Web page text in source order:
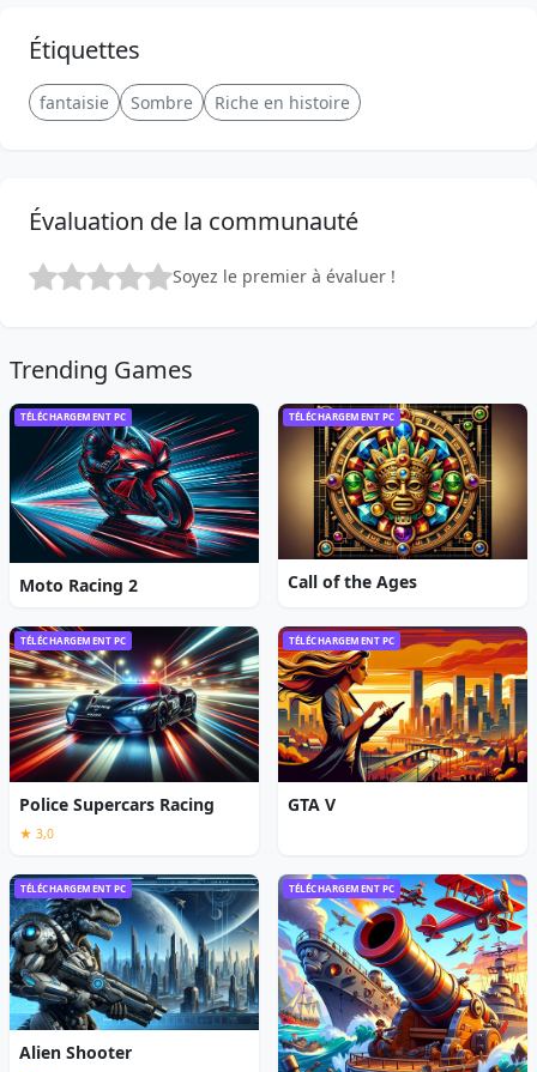
Étiquettes
fantaisie Sombre Riche en histoire
Évaluation de la communauté
Soyez le premier à évaluer !
Trending Games
TÉLÉCHARGEMENT PC
Moto Racing 2
TÉLÉCHARGEMENT PC
Call of the Ages
TÉLÉCHARGEMENT PC
Police Supercars Racing
★ 3,0
TÉLÉCHARGEMENT PC
GTA V
TÉLÉCHARGEMENT PC
Alien Shooter
TÉLÉCHARGEMENT PC